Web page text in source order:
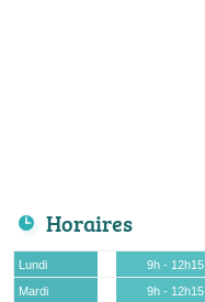
Horaires
Lundi 9h - 12h15
Mardi
9h - 12h15